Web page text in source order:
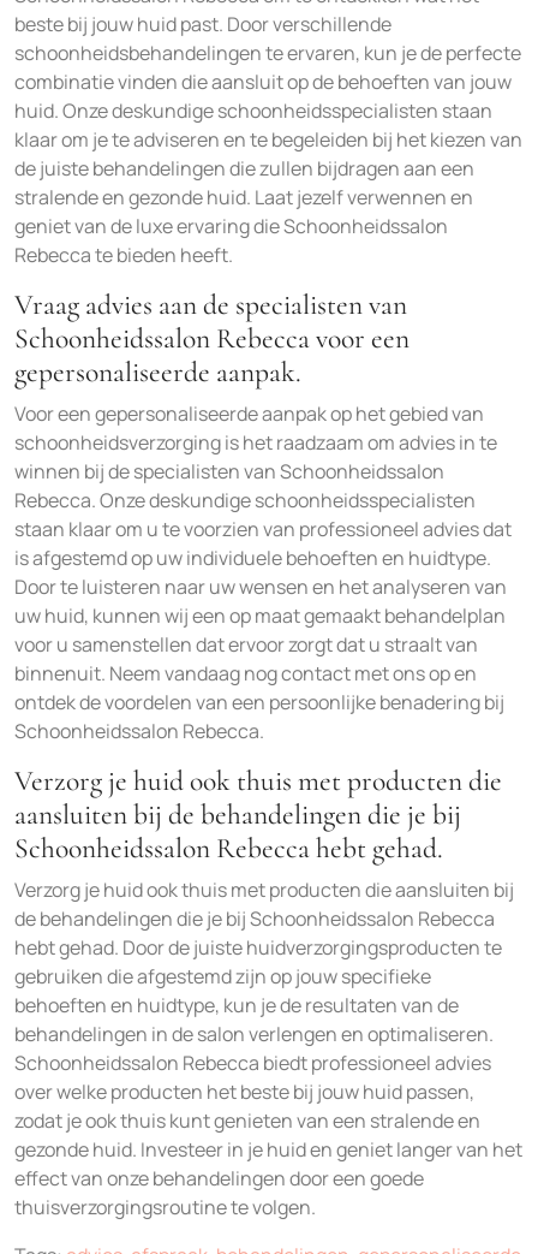
beste bij jouw huid past. Door verschillende
schoonheidsbehandelingen te ervaren, kun je de perfecte
combinatie vinden die aansluit op de behoeften van jouw
huid. Onze deskundige schoonheidsspecialisten staan
klaar om je te adviseren en te begeleiden bij het kiezen van
de juiste behandelingen die zullen bijdragen aan een
stralende en gezonde huid. Laat jezelf verwennen en
geniet van de luxe ervaring die Schoonheidssalon
Rebecca te bieden heeft.
Vraag advies aan de specialisten van
Schoonheidssalon Rebecca voor een
gepersonaliseerde aanpak.
Voor een gepersonaliseerde aanpak op het gebied van
schoonheidsverzorging is het raadzaam om advies in te
winnen bij de specialisten van Schoonheidssalon
Rebecca. Onze deskundige schoonheidsspecialisten
staan klaar om u te voorzien van professioneel advies dat
is afgestemd op uw individuele behoeften en huidtype.
Door te luisteren naar uw wensen en het analyseren van
uw huid, kunnen wij een op maat gemaakt behandelplan
voor u samenstellen dat ervoor zorgt dat u straalt van
binnenuit. Neem vandaag nog contact met ons op en
ontdek de voordelen van een persoonlijke benadering bij
Schoonheidssalon Rebecca.
Verzorg je huid ook thuis met producten die
aansluiten bij de behandelingen die je bij
Schoonheidssalon Rebecca hebt gehad.
Verzorg je huid ook thuis met producten die aansluiten bij
de behandelingen die je bij Schoonheidssalon Rebecca
hebt gehad. Door de juiste huidverzorgingsproducten te
gebruiken die afgestemd zijn op jouw specifieke
behoeften en huidtype, kun je de resultaten van de
behandelingen in de salon verlengen en optimaliseren.
Schoonheidssalon Rebecca biedt professioneel advies
over welke producten het beste bij jouw huid passen,
zodat je ook thuis kunt genieten van een stralende en
gezonde huid. Investeer in je huid en geniet langer van het
effect van onze behandelingen door een goede
thuisverzorgingsroutine te volgen.